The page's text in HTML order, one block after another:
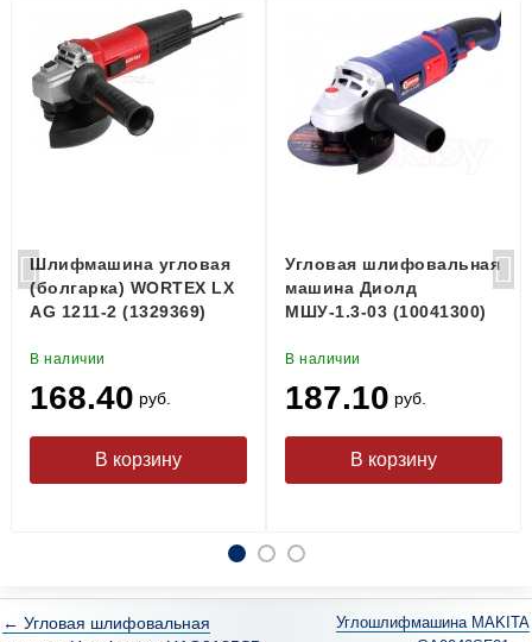
Шлифмашина угловая
(болгарка) WORTEX LX
AG 1211-2 (1329369)
В наличии
168.40 руб.
Угловая шлифовальная
машина Диолд
МШУ-1.3-03 (10041300)
В наличии
187.10 руб.
← Угловая шлифовальная
Углошлифмашина MAKITA